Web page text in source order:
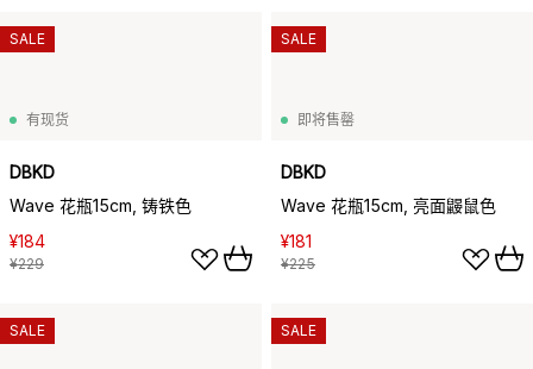
有现货
DBKD
Wave 花瓶15cm, 铸铁色
¥184
¥229
SALE
即将售罄
DBKD
Wave 花瓶15cm, 亮面鼹鼠色
¥181
¥225
SALE
SALE SALE